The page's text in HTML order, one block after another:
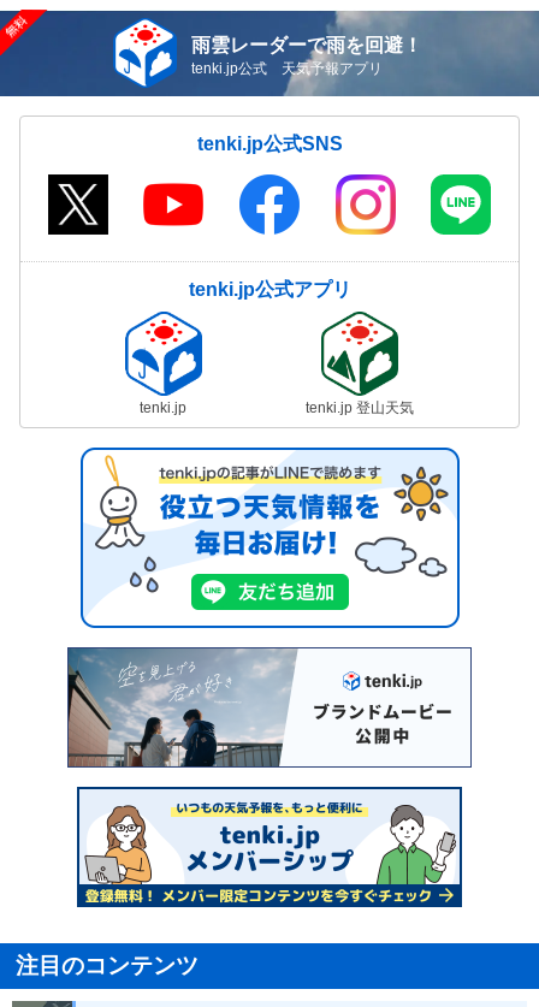
雨雲レーダーで雨を回避！
tenki.jp公式 天気予報アプリ
tenki.jp公式SNS
tenki.jp公式アプリ
tenki.jp tenki.jp 登山天気
注目のコンテンツ